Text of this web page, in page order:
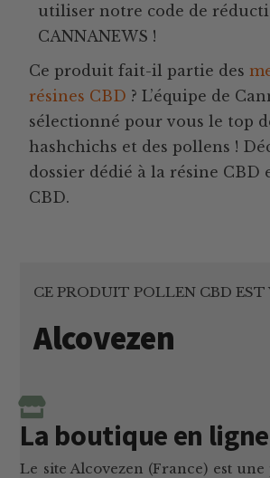
utiliser notre code de
CANNANEWS !
Ce produit fait-il partie des
résines CBD ? L’équipe de
sélectionné pour vous le top
hashchichs et des pollens !
dossier dédié à la résine CBD
CBD.
CE PRODUIT POLLEN CBD EST
Alcovezen
La boutique en ligne
Le site Alcovezen (France) est